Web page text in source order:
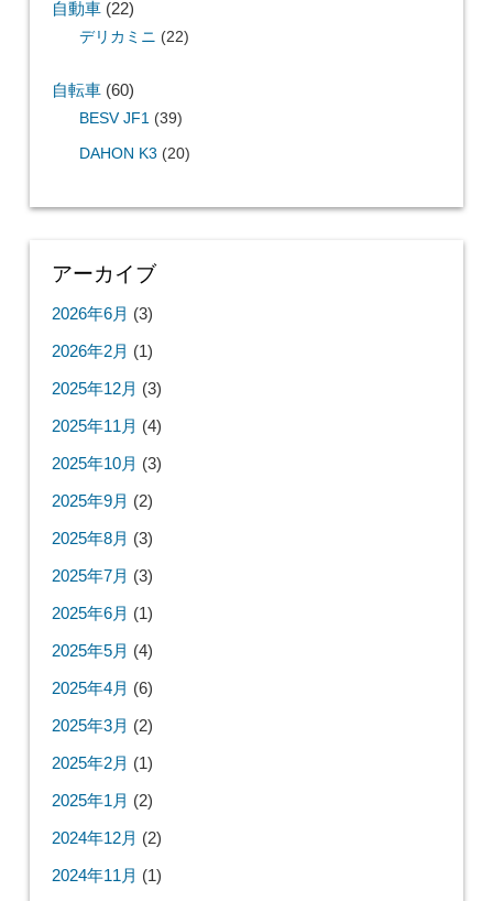
自動車(22)
デリカミニ (22)
自転車(60)
BESV JF1 (39)
DAHON K3 (20)
アーカイブ
2026年6月 (3)
2026年2月 (1)
2025年12月 (3)
2025年11月 (4)
2025年10月 (3)
2025年9月 (2)
2025年8月 (3)
2025年7月 (3)
2025年6月 (1)
2025年5月 (4)
2025年4月 (6)
2025年3月 (2)
2025年2月 (1)
2025年1月 (2)
2024年12月 (2)
2024年11月 (1)